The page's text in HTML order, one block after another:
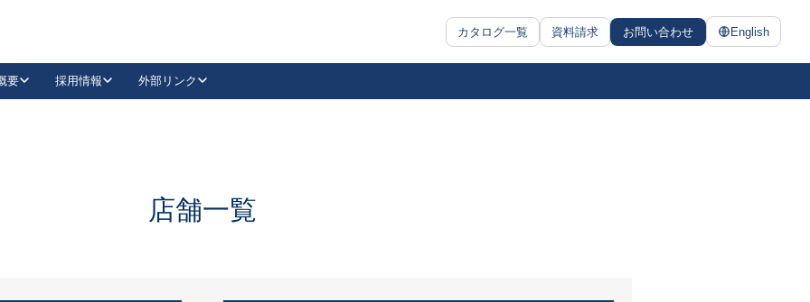
カタログ一覧 資料請求 お問い合わせ English
抗ウイルス・抗菌製品
要 採用情報 外部リンク
LinkedIn店舗一覧